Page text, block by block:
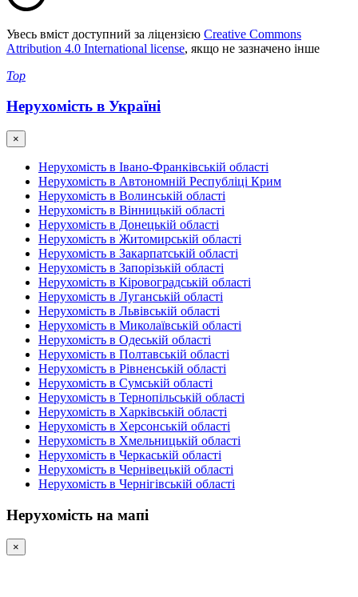
Увесь вміст доступний за ліцензією Creative Commons
Attribution 4.0 International license, якщо не зазначено інше
Top
Нерухомість в Україні
×
Нерухомість в Івано-Франківській області
Нерухомість в Автономній Республіці Крим
Нерухомість в Волинській області
Нерухомість в Вінницькій області
Нерухомість в Донецькій області
Нерухомість в Житомирській області
Нерухомість в Закарпатській області
Нерухомість в Запорізькій області
Нерухомість в Кіровоградській області
Нерухомість в Луганській області
Нерухомість в Львівській області
Нерухомість в Миколаївській області
Нерухомість в Одеській області
Нерухомість в Полтавській області
Нерухомість в Рівненській області
Нерухомість в Сумській області
Нерухомість в Тернопільській області
Нерухомість в Харківській області
Нерухомість в Херсонській області
Нерухомість в Хмельницькій області
Нерухомість в Черкаській області
Нерухомість в Чернівецькій області
Нерухомість в Чернігівській області
Нерухомість на мапі
×